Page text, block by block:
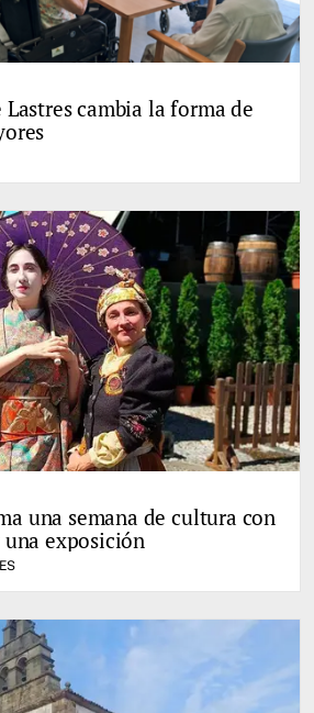
cambia la forma de
una semana de cultura con
exposición